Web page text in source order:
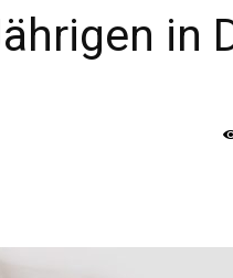
in